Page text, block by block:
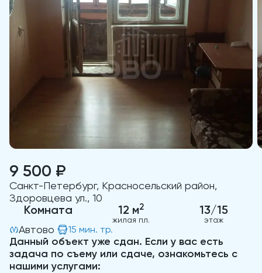
9 500 ₽
Санкт-Петербург, Красносельский район,
Здоровцева ул., 10
Комната 12 м2
жилая пл.
13/15
этаж
Автово 15 мин. тр.
Данный объект уже сдан. Если у вас есть
задача по съему или сдаче, ознакомьтесь с
нашими услугами: